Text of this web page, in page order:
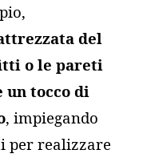
del
o le pareti
un tocco di
, impiegando
per realizzare